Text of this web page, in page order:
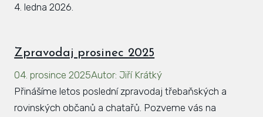
4. ledna 2026.
Zpravodaj prosinec 2025
04. prosince 2025Autor: Jiří Krátký
Přinášíme letos poslední zpravodaj třebaňských a
rovinských občanů a chatařů. Pozveme vás na